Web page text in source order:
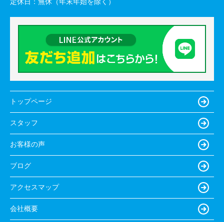
定休日： 無休（年末年始を除く）
トップページ
スタッフ
お客様の声
ブログ
アクセスマップ
会社概要